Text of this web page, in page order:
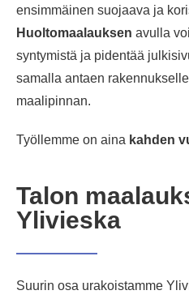
ensimmäinen suojaava ja
Huoltomaalauksen avulla
syntymistä ja pidentää
samalla antaen
maalipinnan.
Työllemme on aina kahden
Talon
Ylivieska
Suurin osa urakoistamme